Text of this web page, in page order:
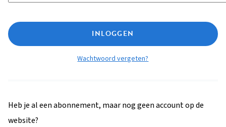
INLOGGEN
Wachtwoord vergeten?
Heb je al een abonnement, maar nog geen account op de
website?